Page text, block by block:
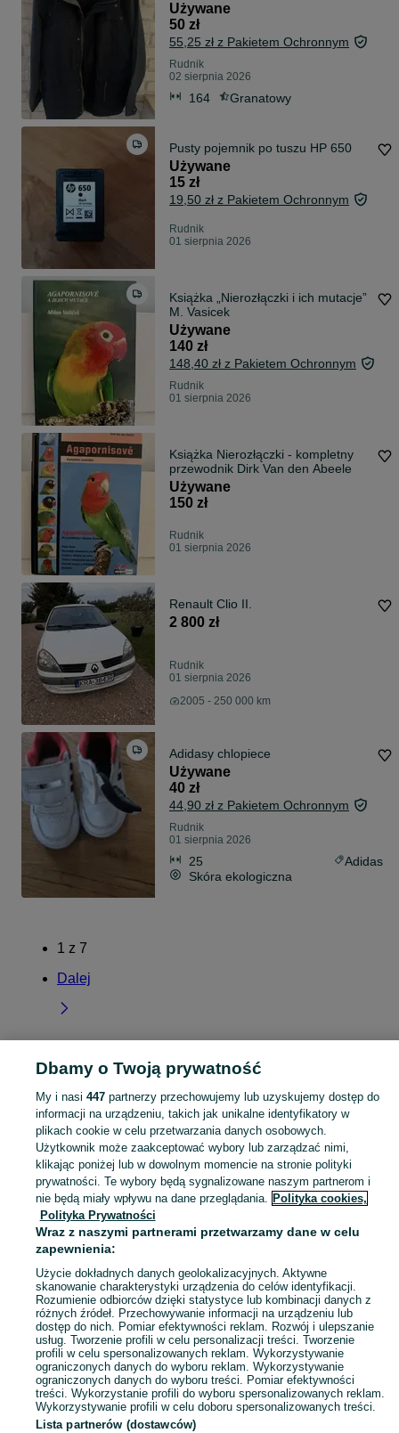
Używane
50 zł
55,25 zł z Pakietem Ochronnym
Rudnik
02 sierpnia 2026
164 Granatowy
Pusty pojemnik po tuszu HP 650
Używane
15 zł
19,50 zł z Pakietem Ochronnym
Rudnik
01 sierpnia 2026
Książka „Nierozłączki i ich mutacje”
M. Vasicek
Używane
140 zł
148,40 zł z Pakietem Ochronnym
Rudnik
01 sierpnia 2026
Książka Nierozłączki - kompletny
przewodnik Dirk Van den Abeele
Używane
150 zł
Rudnik
01 sierpnia 2026
Renault Clio II.
2 800 zł
Rudnik
01 sierpnia 2026
2005 - 250 000 km
Adidasy chlopiece
Używane
40 zł
44,90 zł z Pakietem Ochronnym
Rudnik
01 sierpnia 2026
25
Adidas
Skóra ekologiczna
1 z 7
Dalej
Strona główna Małopolskie Rudnik
KATEGORIA
Skorzystaj z największego serwisu ogłoszeniowego - Rudnik i okolice! Kupuj to, czego pragniesz i sprzedawaj to, czego już nie potrzebujesz! Zobacz
Mapa kategorii
Mapa miejscowości
Mapa ministron
Popularne wyszukiwania
Dbamy o Twoją prywatność
My i nasi 447partnerzy przechowujemy lub uzyskujemy dostęp do
informacji na urządzeniu, takich jak unikalne identyfikatory w
plikach cookie w celu przetwarzania danych osobowych.
Użytkownik może zaakceptować wybory lub zarządzać nimi,
klikając poniżej lub w dowolnym momencie na stronie polityki
prywatności. Te wybory będą sygnalizowane naszym partnerom i
nie będą miały wpływu na dane przeglądania. Polityka cookies,
Polityka Prywatności
Wraz z naszymi partnerami przetwarzamy dane w celu
zapewnienia:
Użycie dokładnych danych geolokalizacyjnych. Aktywne
skanowanie charakterystyki urządzenia do celów identyfikacji.
Rozumienie odbiorców dzięki statystyce lub kombinacji danych z
różnych źródeł. Przechowywanie informacji na urządzeniu lub
dostęp do nich. Pomiar efektywności reklam. Rozwój i ulepszanie
usług. Tworzenie profili w celu personalizacji treści. Tworzenie
profili w celu spersonalizowanych reklam. Wykorzystywanie
ograniczonych danych do wyboru reklam. Wykorzystywanie
ograniczonych danych do wyboru treści. Pomiar efektywności
treści. Wykorzystanie profili do wyboru spersonalizowanych reklam.
Wykorzystywanie profili w celu doboru spersonalizowanych treści.
Lista partnerów (dostawców)